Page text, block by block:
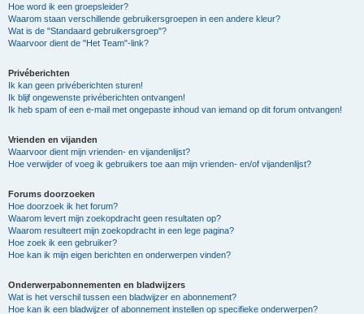
Hoe word ik een groepsleider?
Waarom staan verschillende gebruikersgroepen in een andere kleur?
Wat is de "Standaard gebruikersgroep"?
Waarvoor dient de "Het Team"-link?
Privéberichten
Ik kan geen privéberichten sturen!
Ik blijf ongewenste privéberichten ontvangen!
Ik heb spam of een e-mail met ongepaste inhoud van iemand op dit forum ontvangen!
Vrienden en vijanden
Waarvoor dient mijn vrienden- en vijandenlijst?
Hoe verwijder of voeg ik gebruikers toe aan mijn vrienden- en/of vijandenlijst?
Forums doorzoeken
Hoe doorzoek ik het forum?
Waarom levert mijn zoekopdracht geen resultaten op?
Waarom resulteert mijn zoekopdracht in een lege pagina?
Hoe zoek ik een gebruiker?
Hoe kan ik mijn eigen berichten en onderwerpen vinden?
Onderwerpabonnementen en bladwijzers
Wat is het verschil tussen een bladwijzer en abonnement?
Hoe kan ik een bladwijzer of abonnement instellen op specifieke onderwerpen?